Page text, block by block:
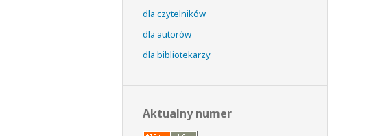
dla czytelników
dla autorów
dla bibliotekarzy
Aktualny numer